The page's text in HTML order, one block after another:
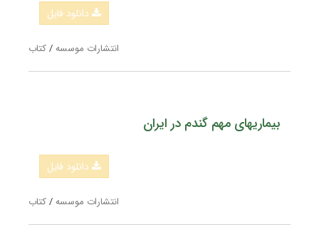
دانلود فایل
انتشارات موسسه/کتاب
بیماریهای مهم گندم در ایران
دانلود فایل
انتشارات موسسه/کتاب